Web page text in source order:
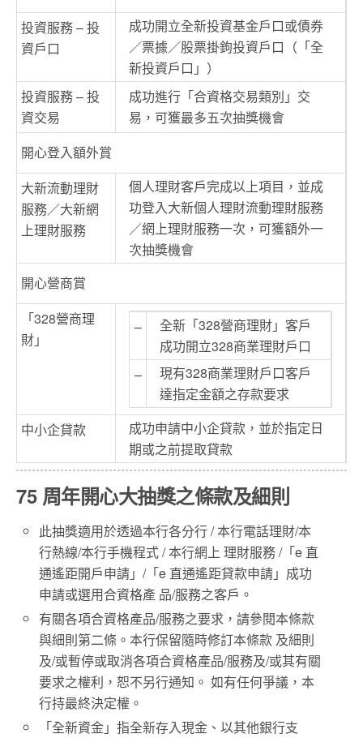
投資服務 – 投
資戶口
成功開立全新投資基金戶口或債券
／票據／股票掛鉤投資戶口（「全
新投資戶口」）
投資服務 – 投
資交易
成功進行「合資格交易類別」交
易，可獲最多五次抽獎機會
開心登入額外賞
大新流動理財
服務／大新網
上理財服務
個人理財客戶完成以上項目，並成
功登入大新個人理財流動理財服務
／網上理財服務一次，可獲額外一
次抽獎機會
開心營商賞
「328營商理
財」
–
全新「328營商理財」客戶
成功開立328商業理財戶口
–
現有328商業理財戶口客戶
達指定金額之存款要求
中小企貸款
成功申請中小企貸款，並於指定日
期或之前提取貸款
75 周年開心大抽獎之條款及細則
此抽獎適用於透過本行各分行 / 本行電話理財/本
行熱線/本行手機程式 / 本行網上 理財服務 /「e 直
通遙距開戶申請」/「e 直通遙距貸款申請」成功
申請或選用合資格產 品/服務之客戶。
有關各項合資格產品/服務之要求，請參閱本條款
與細則第二條。本行保留隨時修訂本條款 及細則
及/或暫停或取消各項合資格產品/服務及/或其有關
要求之權利，恕不另行通知。 如有任何爭議，本
行持最終決定權。
「全新資金」指全新存入現金、以其他銀行支